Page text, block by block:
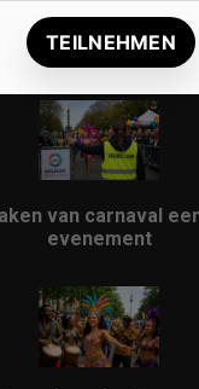
erleben:
auf einzigartige
van carnaval
evenement